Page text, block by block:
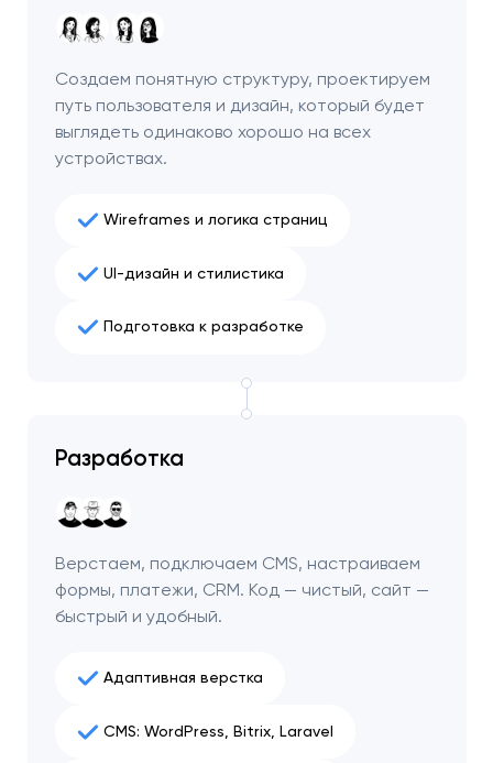
Создаем понятную структуру, проектируем
путь пользователя и дизайн, который будет
выглядеть одинаково хорошо на всех
устройствах.
Wireframes и логика страниц
UI-дизайн и стилистика
Подготовка к разработке
Разработка
Верстаем, подключаем CMS, настраиваем
формы, платежи, CRM. Код — чистый, сайт —
быстрый и удобный.
Адаптивная верстка
CMS: WordPress, Bitrix, Laravel